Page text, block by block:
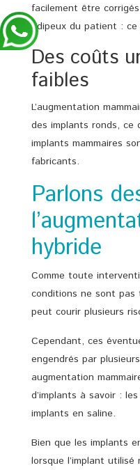
facilement être
adipeux du patient :
Des coûts
faibles
L’augmentation
des implants ronds, ce
implants mammaires
fabricants.
Parlons
hybride
Comme toute
conditions ne sont
peut courir plusieurs
Cependant, ces
engendrés par
augmentation
d’implants à savoir :
implants en saline.
Bien que les implants
lorsque l’implant